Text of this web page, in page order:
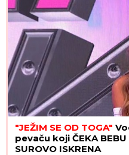
"JEŽIM SE OD TOGA"
pevaču koji ČEKA BEBU
SUROVO ISKRENA